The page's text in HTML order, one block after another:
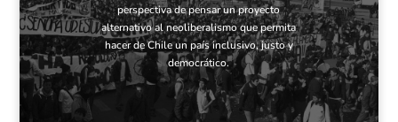
perspectiva de pensar un proyecto
alternativo al neoliberalismo que permita
hacer de Chile un país inclusivo, justo y
democrático.